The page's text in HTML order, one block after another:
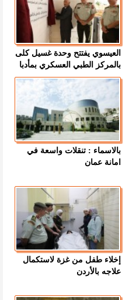
العيسوي يفتتح وحدة غسيل كلى
بالمركز الطبي العسكري بمأدبا
بالاسماء : تنقلات واسعة في
امانة عمان
إخلاء طفل من غزة لاستكمال
علاجه بالأردن